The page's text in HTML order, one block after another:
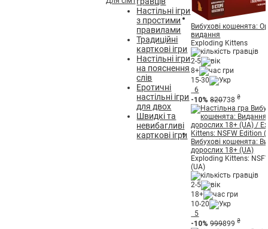
Настільні ігри
з простими
правилами
Традиційні
карткові ігри
Настільні ігри
на пояснення
слів
Еротичні
настільні ігри
для двох
Швидкі та
невибагливі
карткові ігри
Вибухові кошенята:
видання
Exploding Kittens
2-5
8+
15-30
6
-10% 820738₴
Вибухові кошенята:
дорослих 18+ (UA)
Exploding Kittens:
(UA)
2-5
18+
10-20
5
-10% 999899₴